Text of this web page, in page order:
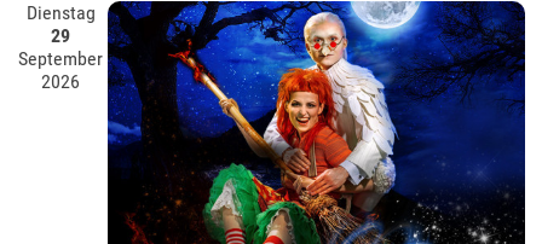
Dienstag
29
September
2026